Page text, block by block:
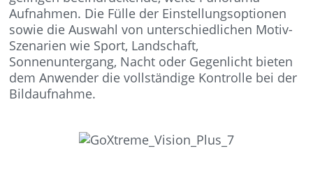
Aufnahmen. Die Fülle der Einstellungsoptionen
sowie die Auswahl von unterschiedlichen Motiv-
Szenarien wie Sport, Landschaft,
Sonnenuntergang, Nacht oder Gegenlicht bieten
dem Anwender die vollständige Kontrolle bei der
Bildaufnahme.